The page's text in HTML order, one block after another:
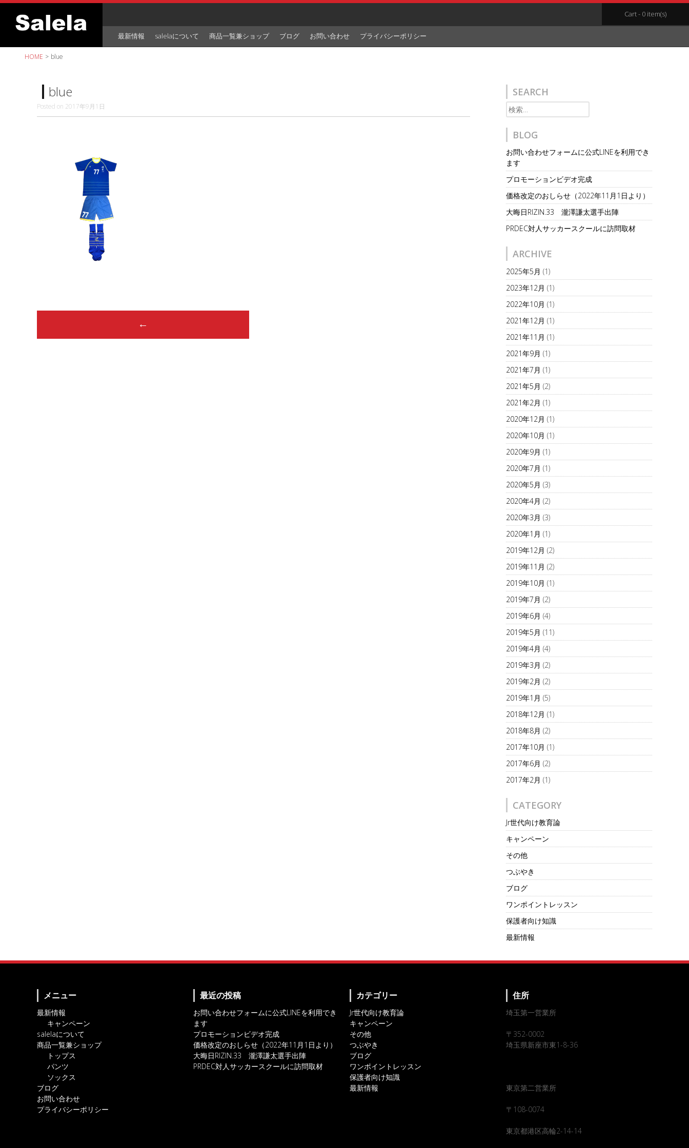
Skip
content
Cart - 0 item(s)
最新情報 salelaについて 商品一覧兼ショップ ブログ お問い合わせ プライバシーポリシー
HOME > blue
blue
Posted on 2017年9月1日
navigation
←
SEARCH
検
索:
BLOG
お問い合わせフォームに公式LINEを利用でき
ます
プロモーションビデオ完成
価格改定のおしらせ（2022年11月1日より）
大晦日RIZIN.33 瀧澤謙太選手出陣
PRDEC対人サッカースクールに訪問取材
ARCHIVE
2025年5月 (1)
2023年12月 (1)
2022年10月 (1)
2021年12月 (1)
2021年11月 (1)
2021年9月 (1)
2021年7月 (1)
2021年5月 (2)
2021年2月 (1)
2020年12月 (1)
2020年10月 (1)
2020年9月 (1)
2020年7月 (1)
2020年5月 (3)
2020年4月 (2)
2020年3月 (3)
2020年1月 (1)
2019年12月 (2)
2019年11月 (2)
2019年10月 (1)
2019年7月 (2)
2019年6月 (4)
2019年5月 (11)
2019年4月 (4)
2019年3月 (2)
2019年2月 (2)
2019年1月 (5)
2018年12月 (1)
2018年8月 (2)
2017年10月 (1)
2017年6月 (2)
2017年2月 (1)
CATEGORY
Jr世代向け教育論
キャンペーン
その他
つぶやき
ブログ
ワンポイントレッスン
保護者向け知識
最新情報
メニュー
最新情報
キャンペーン
salelaについて
商品一覧兼ショップ
トップス
パンツ
ソックス
ブログ
お問い合わせ
プライバシーポリシー
最近の投稿
お問い合わせフォームに公式LINEを利用でき
ます
プロモーションビデオ完成
価格改定のおしらせ（2022年11月1日より）
大晦日RIZIN.33 瀧澤謙太選手出陣
PRDEC対人サッカースクールに訪問取材
カテゴリー
Jr世代向け教育論
キャンペーン
その他
つぶやき
ブログ
ワンポイントレッスン
保護者向け知識
最新情報
住所
埼玉第一営業所
〒352-0002
埼玉県新座市東1-8-36
東京第二営業所
〒108-0074
東京都港区高輪2-14-14